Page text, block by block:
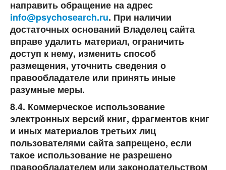
направить обращение на адрес
info@psychosearch.ru. При наличии
достаточных оснований Владелец сайта
вправе удалить материал, ограничить
доступ к нему, изменить способ
размещения, уточнить сведения о
правообладателе или принять иные
разумные меры.
8.4. Коммерческое использование
электронных версий книг, фрагментов книг
и иных материалов третьих лиц
пользователями сайта запрещено, если
такое использование не разрешено
правообладателем или законодательством